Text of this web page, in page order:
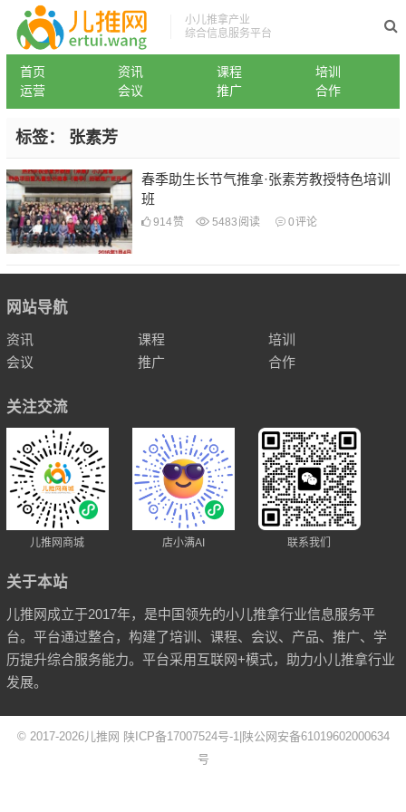
小儿推拿产业
综合信息服务平台
首页 资讯 课程
培训
运营
会议 推广 合作
标签： 张素芳
春季助生长节气推拿·张素芳教授特色培训
班
914赞 5483 阅读 0评论
网站导航
资讯 课程
培训
会议
推广 合作
关注交流
儿推网商城 店小满AI 联系我们
关于本站
儿推网成立于2017年，是中国领先的小儿推拿行业信息服务平
台。平台通过整合，构建了培训、课程、会议、产品、推广、学
历提升综合服务能力。平台采用互联网+模式，助力小儿推拿行业
发展。
© 2017-2026儿推网 陕ICP备17007524号-1 |陕公网安备61019602000634
号